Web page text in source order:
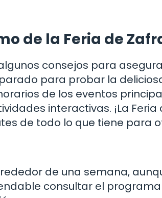
de la Feria de
consejos para
para probar la
de los eventos
interactivas. ¡La Feria
de todo lo que tiene para
de una semana,
consultar el